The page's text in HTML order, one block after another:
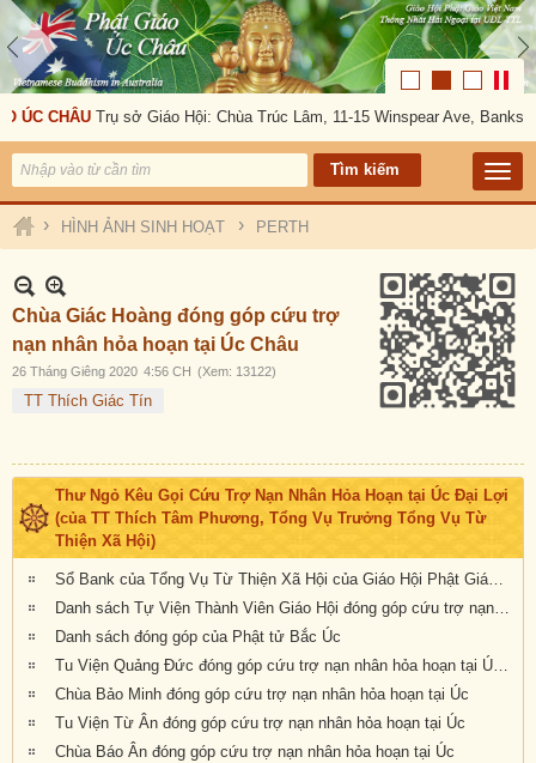
CHÂU Trụ sở Giáo Hội: Chùa Trúc Lâm, 11-15 Winspear Ave,
› HÌNH ẢNH SINH HOẠT › PERTH
Chùa Giác Hoàng đóng góp cứu trợ
nạn nhân hỏa hoạn tại Úc Châu
26 Tháng Giêng 2020 4:56 CH (Xem: 13122)
TT Thích Giác Tín
Thư Ngỏ Kêu Gọi Cứu Trợ Nạn Nhân Hỏa Hoạn tại Úc Đại Lợi
(của TT Thích Tâm Phương, Tổng Vụ Trưởng Tổng Vụ Từ
Thiện Xã Hội)
Sổ Bank của Tổng Vụ Từ Thiện Xã Hội của Giáo Hội Phật Giáo Việt Nam Thống Nhất Hải Ngoại tại Úc Đại Lợi- Tân Tây Lan
Danh sách Tự Viện Thành Viên Giáo Hội đóng góp cứu trợ nạn nhân hỏa hoạn tại Úc
Danh sách đóng góp của Phật tử Bắc Úc
Tu Viện Quảng Đức đóng góp cứu trợ nạn nhân hỏa hoạn tại Úc Châu
Chùa Bảo Minh đóng góp cứu trợ nạn nhân hỏa hoạn tại Úc
Tu Viện Từ Ân đóng góp cứu trợ nạn nhân hỏa hoạn tại Úc
Chùa Báo Ân đóng góp cứu trợ nạn nhân hỏa hoạn tại Úc